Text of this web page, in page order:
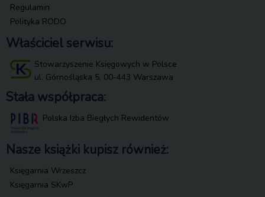
Regulamin
Polityka RODO
Właściciel serwisu:
Stowarzyszenie Księgowych w Polsce
ul. Górnośląska 5, 00-443 Warszawa
Stała współpraca:
Polska Izba Biegłych Rewidentów
Nasze książki kupisz również:
Księgarnia Wrzeszcz
Księgarnia SKwP